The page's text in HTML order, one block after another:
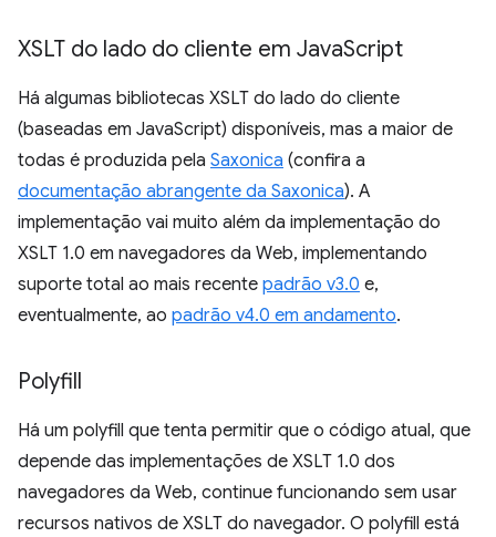
XSLT do lado do cliente em JavaScript
Há algumas bibliotecas XSLT do lado do cliente
(baseadas em JavaScript) disponíveis, mas a maior de
todas é produzida pela Saxonica (confira a
documentação abrangente da Saxonica). A
implementação vai muito além da implementação do
XSLT 1.0 em navegadores da Web, implementando
suporte total ao mais recente padrão v3.0 e,
eventualmente, ao padrão v4.0 em andamento.
Polyfill
Há um polyfill que tenta permitir que o código atual, que
depende das implementações de XSLT 1.0 dos
navegadores da Web, continue funcionando sem usar
recursos nativos de XSLT do navegador. O polyfill está